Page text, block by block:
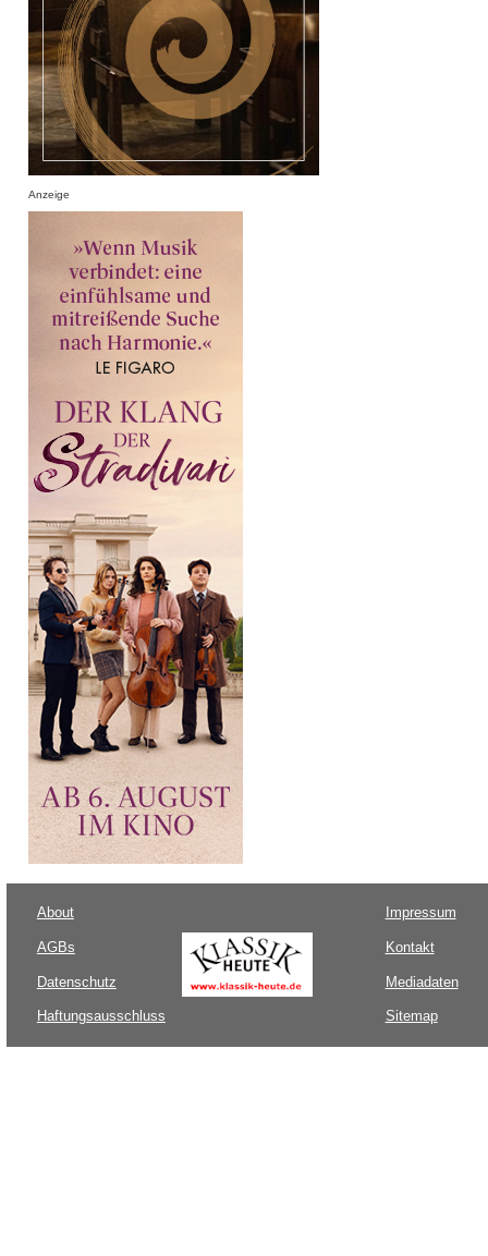
Anzeige
About
AGBs
Datenschutz
Haftungsausschluss
Impressum
Kontakt
Mediadaten
Sitemap